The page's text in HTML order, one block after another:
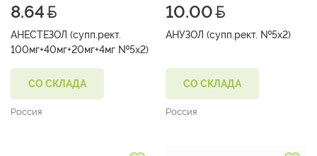
8.64
АНЕСТЕЗОЛ (супп.рект.
100мг+40мг+20мг+4мг №5х2)
СО СКЛАДА
Россия
10.00
АНУЗОЛ (супп.рект. №5х2)
СО СКЛАДА
Россия